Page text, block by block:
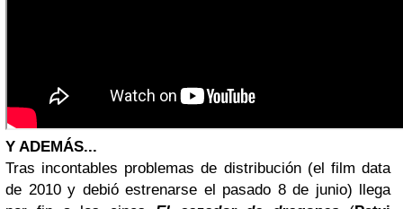
Y ADEMÁS...
Tras incontables problemas de distribución (el film data
de 2010 y debió estrenarse el pasado 8 de junio) llega